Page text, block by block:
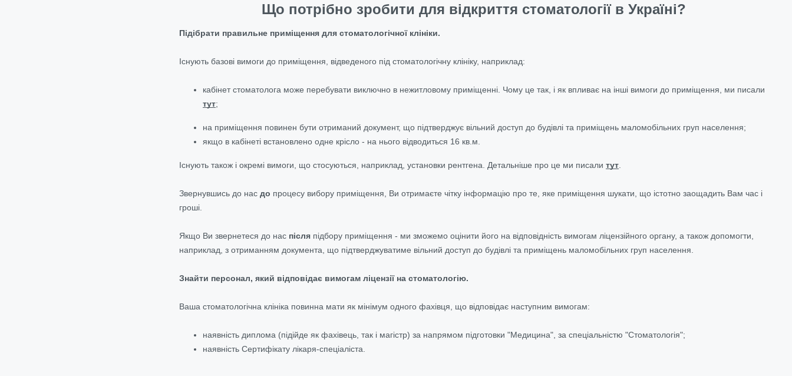
Що потрібно зробити для відкриття стоматології в Україні?
Підібрати правильне приміщення для стоматологічної клініки.
Існують базові вимоги до приміщення, відведеного під стоматологічну клініку, наприклад:
кабінет стоматолога може перебувати виключно в нежитловому приміщенні. Чому це так, і як впливає на інші вимоги до приміщення, ми писали
тут;
на приміщення повинен бути отриманий документ, що підтверджує вільний доступ до будівлі та приміщень маломобільних груп населення;
якщо в кабінеті встановлено одне крісло - на нього відводиться 16 кв.м.
Існують також і окремі вимоги, що стосуються, наприклад, установки рентгена. Детальніше про це ми писали тут
Звернувшись до нас до процесу вибору приміщення, Ви отримаєте чітку інформацію про те, яке приміщення шукати, що істотно заощадить Вам час і
гроші.
Якщо Ви звернетеся до нас після підбору приміщення - ми зможемо оцінити його на відповідність вимогам ліцензійного органу, а також допомогти,
наприклад, з отриманням документа, що підтверджуватиме вільний доступ до будівлі та приміщень маломобільних груп населення.
Знайти персонал, який відповідає вимогам ліцензії на стоматологію.
Ваша стоматологічна клініка повинна мати як мінімум одного фахівця, що відповідає наступним вимогам:
наявність диплома (підійде як фахівець, так і магістр) за напрямом підготовки "Медицина", за спеціальністю "Стоматологія";
наявність Сертифікату лікаря-спеціаліста